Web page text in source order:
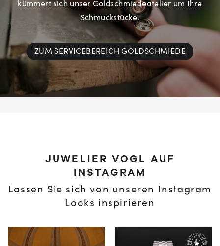
kümmert sich unser Goldschmiedeatelier um Ihre
Schmuckstücke.
ZUM SERVICEBEREICH GOLDSCHMIEDE
JUWELIER VOGL AUF
INSTAGRAM
Lassen Sie sich von unseren Instagram
Looks inspirieren